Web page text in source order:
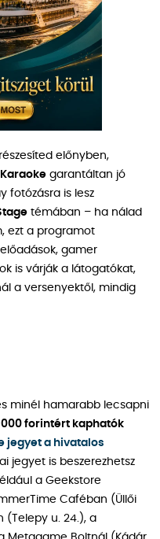
előnyben,
garantáltan jó
fotózásra is lesz
témában – ha nálad
ezt a programot
gamer
is várják a látogatókat,
a versenyektől, mindig
minél hamarabb lecsapni
forintért kaphatók
jegyet a hivatalos
jegyet is beszerezhetsz
a Geekstore
Caféban (Üllői
(Telepy u. 24.), a